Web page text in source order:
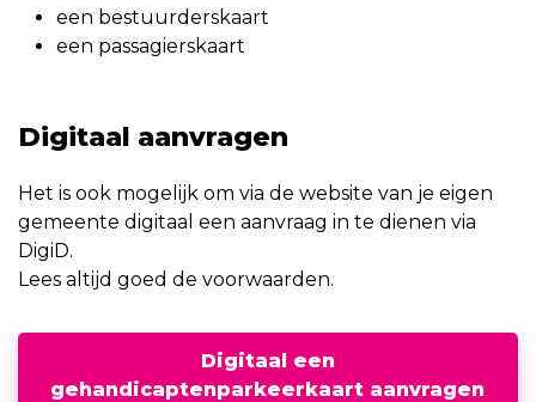
een bestuurderskaart
een passagierskaart
Digitaal aanvragen
Het is ook mogelijk om via de website van je eigen
gemeente digitaal een aanvraag in te dienen via
DigiD.
Lees altijd goed de voorwaarden.
Digitaal een
gehandicaptenparkeerkaart aanvragen